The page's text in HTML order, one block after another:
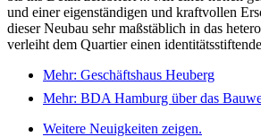
und einer eigenständigen und kraftvollen
dieser Neubau sehr maßstäblich in das
verleiht dem Quartier einen
Mehr: Geschäftshaus Heuberg
Mehr: BDA Hamburg über das
Weitere Neuigkeiten zeigen.